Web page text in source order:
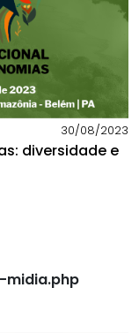
30/08/2023
diversidade e